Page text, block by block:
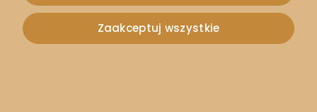
Zaakceptuj wszystkie